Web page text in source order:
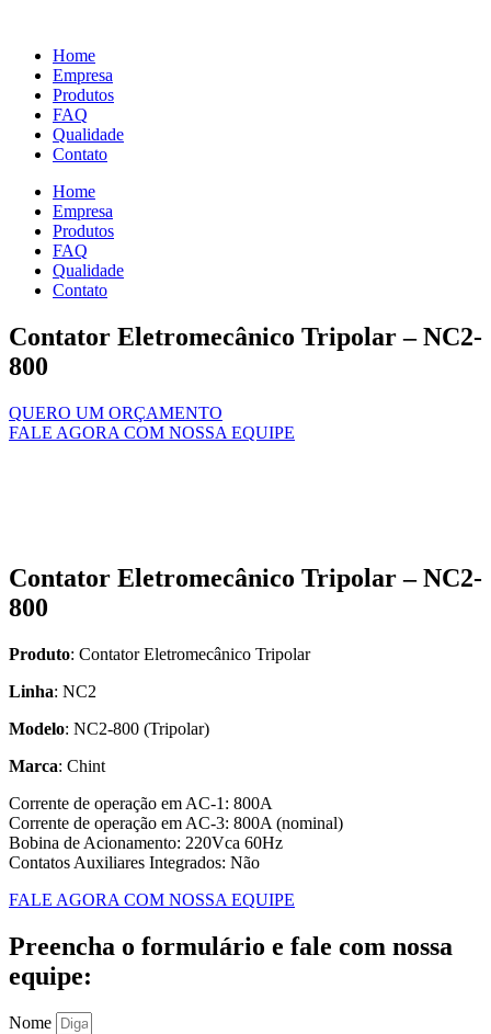
conteúdo
Home
Empresa
Produtos
FAQ
Qualidade
Contato
Home
Empresa
Produtos
FAQ
Qualidade
Contato
Contator Eletromecânico Tripolar – NC2-
800
QUERO UM ORÇAMENTO
FALE AGORA COM NOSSA EQUIPE
Contator Eletromecânico Tripolar – NC2-
800
Produto: Contator Eletromecânico Tripolar
Linha: NC2
Modelo: NC2-800 (Tripolar)
Marca: Chint
Corrente de operação em AC-1: 800A
Corrente de operação em AC-3: 800A (nominal)
Bobina de Acionamento: 220Vca 60Hz
Contatos Auxiliares Integrados: Não
FALE AGORA COM NOSSA EQUIPE
Preencha o formulário e fale com nossa
equipe:
Nome